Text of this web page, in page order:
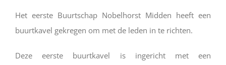
Het eerste Buurtschap Nobelhorst Midden heeft een
buurtkavel gekregen om met de leden in te richten.
Deze eerste buurtkavel is ingericht met een